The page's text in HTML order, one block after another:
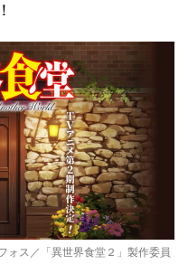
ォス／「異世界食堂２」製作委員